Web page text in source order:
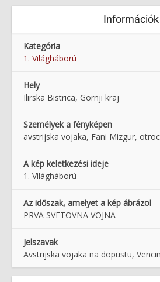
Információk
Kategória
1. Világháború
Hely
Ilirska Bistrica, Gornji kraj
Személyek a fényképen
avstrijska vojaka, Fani Mizgur,
A kép keletkezési ideje
1. Világháború
Az időszak, amelyet a kép ábrázol
PRVA SVETOVNA VOJNA
Jelszavak
Avstrijska vojaka na dopustu,